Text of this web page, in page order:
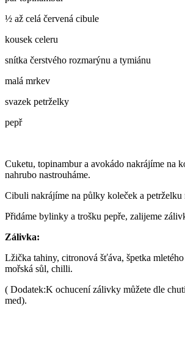
½ až celá červená cibule
kousek celeru
snítka čerstvého rozmarýnu a tymiánu
malá mrkev
svazek petrželky
pepř
Cuketu, topinambur a avokádo nakrájíme na
nahrubo nastrouháme.
Cibuli nakrájíme na půlky koleček a petrželku
Přidáme bylinky a trošku pepře, zalijeme
Zálivka:
Lžička tahiny, citronová šťáva, špetka
mořská sůl, chilli.
( Dodatek:K ochucení zálivky můžete dle
med).